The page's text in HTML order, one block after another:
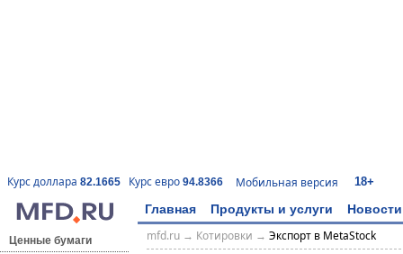
Курс доллара 82.1665 Курс евро 94.8366 Мобильная версия 18+
Главная Продукты и услуги Новости
Ценные бумаги
mfd.ru→ Котировки → Экспорт в MetaStock